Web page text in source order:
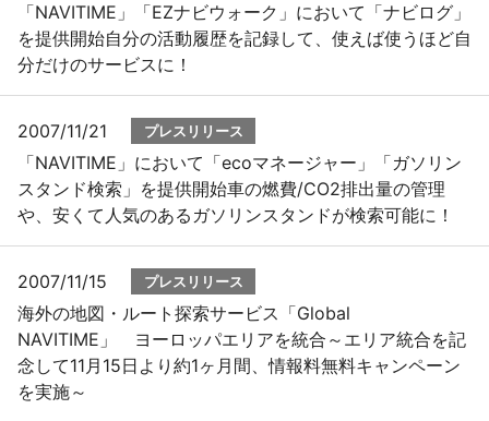
「NAVITIME」「EZナビウォーク」において「ナビログ」
を提供開始自分の活動履歴を記録して、使えば使うほど自
分だけのサービスに！
2007/11/21 プレスリリース
「NAVITIME」において「ecoマネージャー」「ガソリン
スタンド検索」を提供開始車の燃費/CO2排出量の管理
や、安くて人気のあるガソリンスタンドが検索可能に！
2007/11/15 プレスリリース
海外の地図・ルート探索サービス「Global
NAVITIME」 ヨーロッパエリアを統合～エリア統合を記
念して11月15日より約1ヶ月間、情報料無料キャンペーン
を実施～